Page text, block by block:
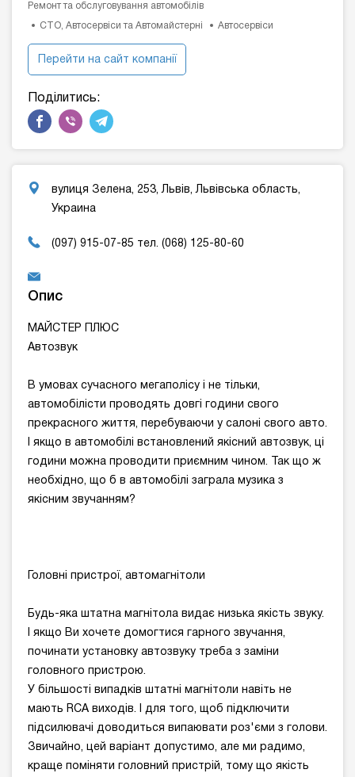
Ремонт та обслуговування автомобілів
СТО, Автосервіси та Автомайстерні Автосервіси
Перейти на сайт компанії
Поділитись:
вулиця Зелена, 253, Львів, Львівська область,
Украина
(097) 915-07-85 тел. (068) 125-80-60
Опис
МАЙСТЕР ПЛЮС
Автозвук
В умовах сучасного мегаполісу і не тільки,
автомобілісти проводять довгі години свого
прекрасного життя, перебуваючи у салоні свого авто.
І якщо в автомобілі встановлений якісний автозвук, ці
години можна проводити приємним чином. Так що ж
необхідно, що б в автомобілі заграла музика з
якісним звучанням?
Головні пристрої, автомагнітоли
Будь-яка штатна магнітола видає низька якість звуку.
І якщо Ви хочете домогтися гарного звучання,
починати установку автозвуку треба з заміни
головного пристрою.
У більшості випадків штатні магнітоли навіть не
мають RCA виходів. І для того, щоб підключити
підсилювачі доводиться випаювати роз'єми з голови.
Звичайно, цей варіант допустимо, але ми радимо,
краще поміняти головний пристрій, тому що якість